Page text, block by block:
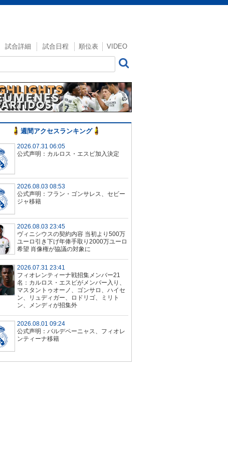
試合詳細 試合日程 順位表 VIDEO
週間アクセスランキング
2026.07.31 06:05
公式声明：カルロス・エスピ加入決定
2026.08.03 08:53
公式声明：フラン・ゴンサレス、セビー
ジャ移籍
2026.08.03 23:45
ヴィニシウスの契約内容 当初より500万
ユーロ引き下げ年俸手取り2000万ユーロ
希望 肖像権が協議の対象に
2026.07.31 23:41
フィオレンティーナ戦招集メンバー21
名：カルロス・エスピがメンバー入り、
マスタントゥオーノ、ゴンサロ、ハイセ
ン、リュディガー、ロドリゴ、ミリト
ン、メンディが招集外
2026.08.01 09:24
公式声明：バルデペーニャス、フィオレ
ンティーナ移籍